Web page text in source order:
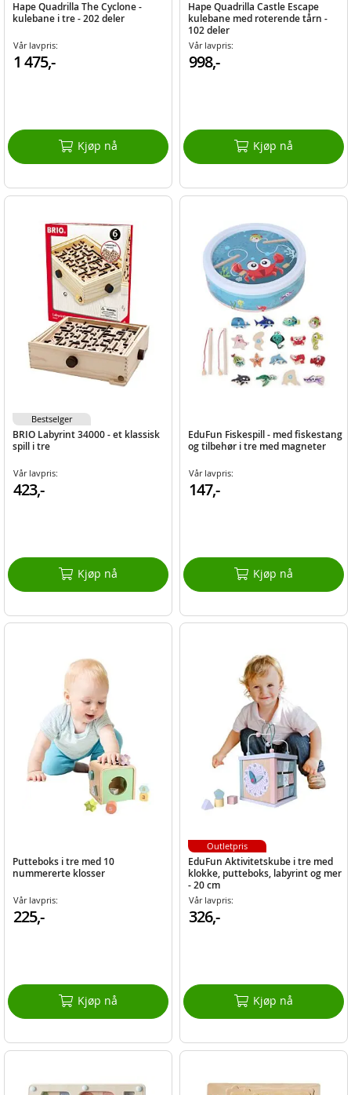
Hape Quadrilla The Cyclone -
kulebane i tre - 202 deler
Vår lavpris:
1 475,-
Kjøp nå
Hape Quadrilla Castle Escape
kulebane med roterende tårn -
102 deler
Vår lavpris:
998,-
Kjøp nå
BRIO Labyrint 34000 - et klassisk
spill i tre
Vår lavpris:
423,-
Kjøp nå
Bestselger
EduFun Fiskespill - med fiskestang
og tilbehør i tre med magneter
Vår lavpris:
147,-
Kjøp nå
Putteboks i tre med 10
nummererte klosser
Vår lavpris:
225,-
Kjøp nå
EduFun Aktivitetskube i tre med
klokke, putteboks, labyrint og mer
- 20 cm
Vår lavpris:
326,-
Kjøp nå
Outletpris